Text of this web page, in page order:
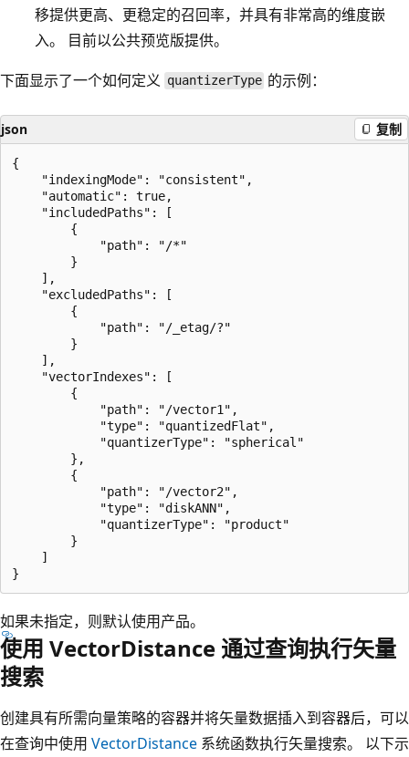
移提供更高、更稳定的召回率，并具有非常高的维度嵌
入。 目前以公共预览版提供。
下面显示了一个如何定义 quantizerType 的示例：
json 复制
{
    "indexingMode": "consistent",
    "automatic": true,
    "includedPaths": [
        {
            "path": "/*"
        }
    ],
    "excludedPaths": [
        {
            "path": "/_etag/?"
        }
    ],
    "vectorIndexes": [
        {
            "path": "/vector1",
            "type": "quantizedFlat",
            "quantizerType": "spherical"
        },
        {
            "path": "/vector2",
            "type": "diskANN",
            "quantizerType": "product"
        }
    ]
如果未指定，则默认使用产品。
使用 VectorDistance 通过查询执行矢量
搜索
创建具有所需向量策略的容器并将矢量数据插入到容器后，可以
在查询中使用 VectorDistance 系统函数执行矢量搜索。 以下示